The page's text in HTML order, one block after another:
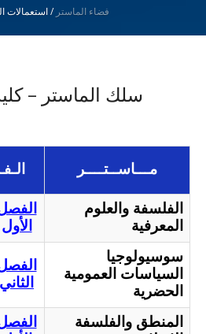
فضاء الماستر /استعمالات
سلك الماستر –
مـــاســتــــر
الأول
الفلسفة والعلوم
المعرفية
الثاني
سوسيولوجيا
السياسات العمومية
الحضرية
المنطق والفلسفة